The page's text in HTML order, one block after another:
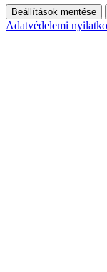
Beállítások mentése
Adatvédelemi